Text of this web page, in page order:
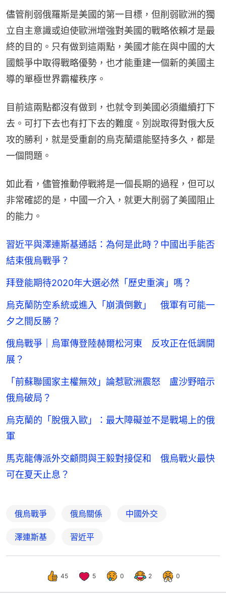
儘管削弱俄羅斯是美國的第一目標，但削弱歐洲的獨
立自主意識或迫使歐洲增強對美國的戰略依賴才是最
終的目的。只有做到這兩點，美國才能在與中國的大
國競爭中取得戰略優勢，也才能重建一個新的美國主
導的單極世界霸權秩序。
目前這兩點都沒有做到，也就令到美國必須繼續打下
去。可打下去也有打下去的難度。別說取得對俄大反
攻的勝利，就是受重創的烏克蘭還能堅持多久，都是
一個問題。
如此看，儘管推動停戰將是一個長期的過程，但可以
非常確認的是，中國一介入，就更大削弱了美國阻止
的能力。
習近平與澤連斯基通話：為何是此時？中國出手能否
結束俄烏戰爭？
拜登能期待2020年大選必然「歷史重演」嗎？
烏克蘭防空系統或進入「崩潰倒數」 俄軍有可能一
夕之間反勝？
俄烏戰爭｜烏軍傳登陸赫爾松河東 反攻正在低調開
展？
「前蘇聯國家主權無效」論惹歐洲震怒 盧沙野暗示
俄烏破局？
烏克蘭的「脫俄入歐」：最大障礙並不是戰場上的俄
軍
馬克龍傳派外交顧問與王毅對接促和 俄烏戰火最快
可在夏天止息？
俄烏戰爭 俄烏關係 中國外交
澤連斯基 習近平
45 5 0 2 0